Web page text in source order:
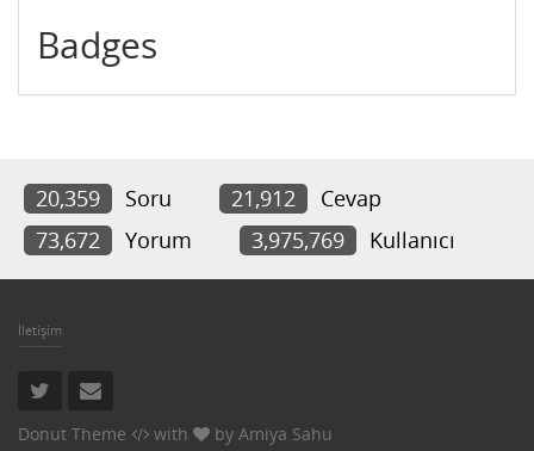
Badges
20,359 Soru 21,912
Cevap
73,672
Yorum 3,975,769 Kullanıcı
İletişim
Donut Theme with by Amiya Sahu